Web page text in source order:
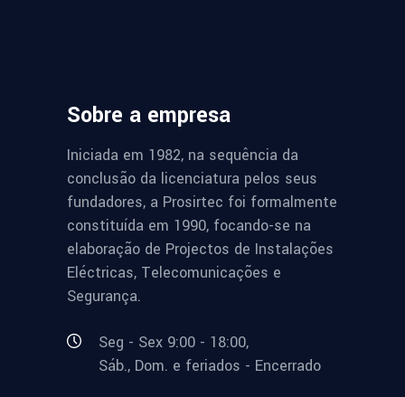
Sobre a empresa
Iniciada em 1982, na sequência da
conclusão da licenciatura pelos seus
fundadores, a Prosirtec foi formalmente
constituída em 1990, focando-se na
elaboração de Projectos de Instalações
Eléctricas, Telecomunicações e
Segurança.
Seg - Sex 9:00 - 18:00,
Sáb., Dom. e feriados - Encerrado